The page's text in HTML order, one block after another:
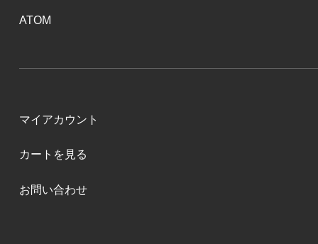
ATOM
マイアカウント
カートを見る
お問い合わせ